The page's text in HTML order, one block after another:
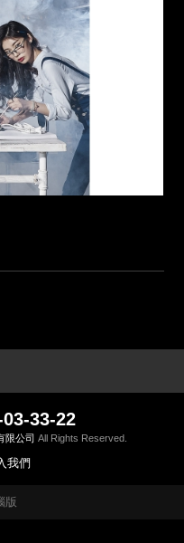
33-22
限公司 All Rights Reserved.
我們
版